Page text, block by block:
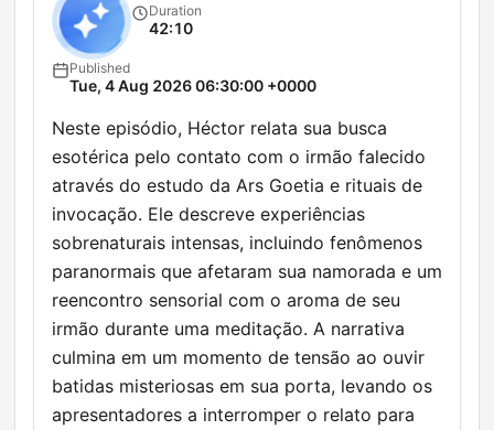
Duration
42:10
Published
Tue, 4 Aug 2026 06:30:00 +0000
Neste episódio, Héctor relata sua busca
esotérica pelo contato com o irmão falecido
através do estudo da Ars Goetia e rituais de
invocação. Ele descreve experiências
sobrenaturais intensas, incluindo fenômenos
paranormais que afetaram sua namorada e um
reencontro sensorial com o aroma de seu
irmão durante uma meditação. A narrativa
culmina em um momento de tensão ao ouvir
batidas misteriosas em sua porta, levando os
apresentadores a interromper o relato para